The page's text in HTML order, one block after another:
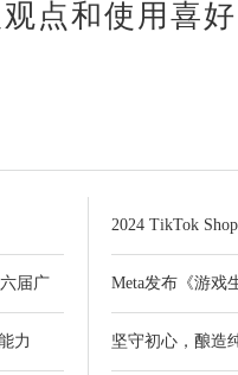
点和使用喜
届广
力
2024 TikTok
Meta发布《游戏
坚守初心，酿